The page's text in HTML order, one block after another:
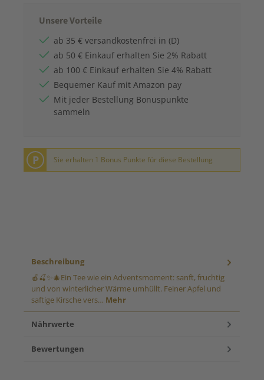
Unsere Vorteile
ab 35 € versandkostenfrei in (D)
ab 50 € Einkauf erhalten Sie 2% Rabatt
ab 100 € Einkauf erhalten Sie 4% Rabatt
Bequemer Kauf mit Amazon pay
Mit jeder Bestellung Bonuspunkte
sammeln
P Sie erhalten 1 Bonus Punkte für diese Bestellung
Beschreibung
🍎🍒✨🎄Ein Tee wie ein Adventsmoment: sanft, fruchtig
und von winterlicher Wärme umhüllt. Feiner Apfel und
saftige Kirsche vers… Mehr
Nährwerte
Bewertungen